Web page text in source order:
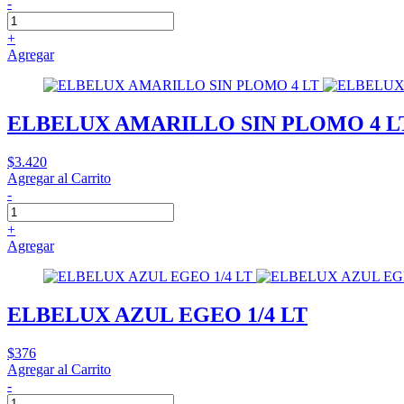
-
+
Agregar
ELBELUX AMARILLO SIN PLOMO 4
$3.420
Agregar al Carrito
-
+
Agregar
ELBELUX AZUL EGEO 1/4 LT
$376
Agregar al Carrito
-